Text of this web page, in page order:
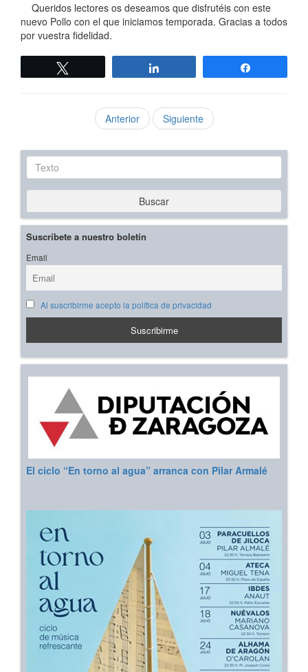
Queridos lectores os deseamos que disfrutéis con este
nuevo Pollo con el que iniciamos temporada. Gracias a todos
por vuestra fidelidad.
Anterior Siguiente
Texto
Buscar
Suscríbete a nuestro boletín
Email
Al suscribirme acepto la política de privacidad
El ciclo “En torno al agua” arranca con Pilar Armalé